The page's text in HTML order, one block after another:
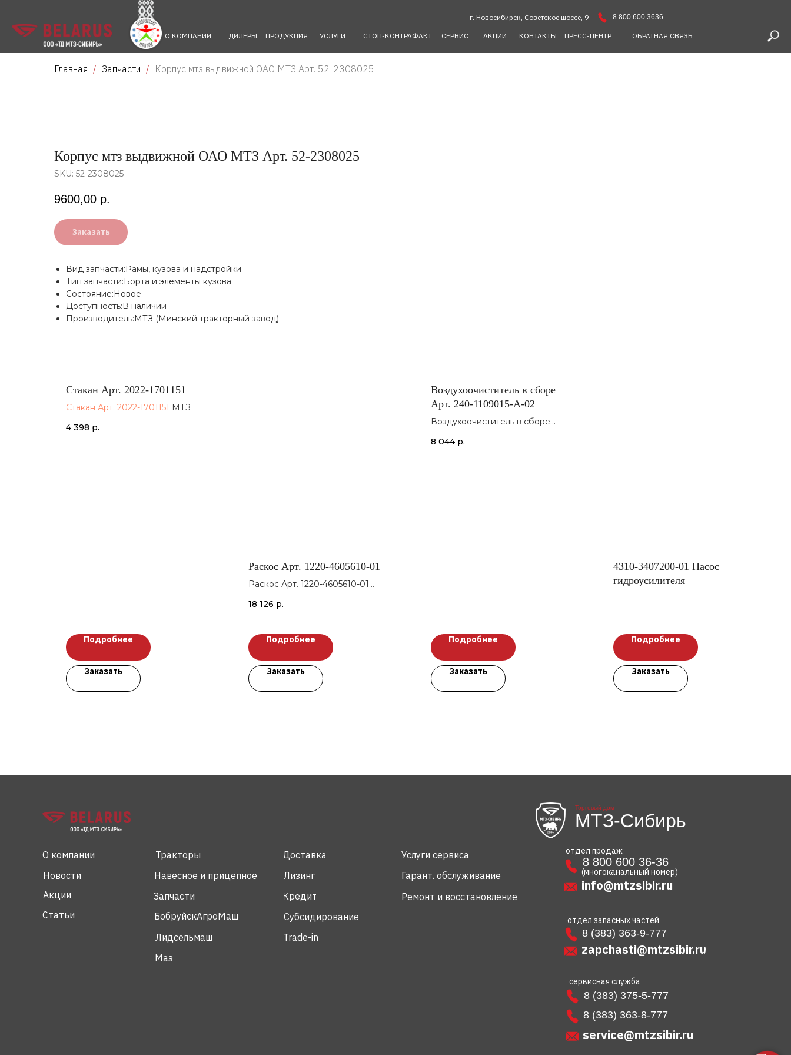
ОБРАТНАЯ СВЯЗЬ
ПРЕСС-ЦЕНТР
КОНТАКТЫ
АКЦИИ
СЕРВИС
СТОП-КОНТРАФАКТ
УСЛУГИ
ПРОДУКЦИЯ
ДИЛЕРЫ
О КОМПАНИИ
г. Новосибирск, Советское шоссе, 9 8 800 600 3636
Главная Запчасти Корпус мтз выдвижной ОАО МТЗ Арт. 52-2308025
Корпус мтз выдвижной ОАО МТЗ Арт. 52-2308025
SKU: 52-2308025
9600,00 р.
Заказать
Вид запчасти:Рамы, кузова и надстройки
Тип запчасти:Борта и элементы кузова
Состояние:Новое
Доступность:В наличии
Производитель:МТЗ (Минский тракторный завод)
Стакан Арт. 2022-1701151
Стакан Арт. 2022-1701151 МТЗ
4 398 р.
Подробнее
Заказать
Раскос Арт. 1220-4605610-01
Раскос Арт. 1220-4605610-01
18 126 р.
Подробнее
Заказать
Воздухоочиститель в сборе
Арт. 240-1109015-А-02
Воздухоочиститель в сборе
8 044 р.
Подробнее
Заказать
4310-3407200-01 Насос
гидроусилителя
Подробнее
Заказать
Торговый дом
МТЗ-Сибирь
Акции
Статьи
Новости
Trade-in
Субсидирование
Кредит
Лизинг
Ремонт и восстановление
Гарант. обслуживание
Услуги сервиса
Доставка
Маз
Лидсельмаш
БобруйскАгроМаш
Запчасти
Навесное и прицепное
Тракторы
О компании
service@mtzsibir.ru
zapchasti@mtzsibir.ru
отдел запасных частей
сервисная служба
info@mtzsibir.ru
8 (383) 375-5-777
отдел продаж
(многоканальный номер)
8 800 600 36-36
8 (383) 363-9-777
8 (383) 363-8-777